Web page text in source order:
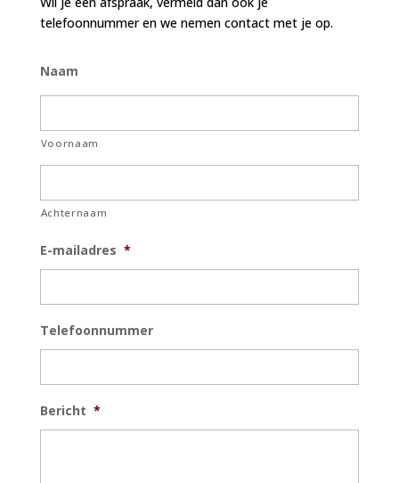
telefoonnummer en we nemen contact met je op.
Naam
Voornaam
Achternaam
E-mailadres *
Telefoonnummer
Bericht *